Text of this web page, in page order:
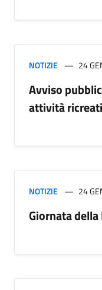
NOTIZIE 24
Avviso
attività
NOTIZIE 24
Giornata